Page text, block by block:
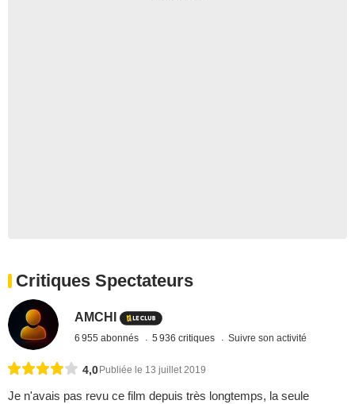
Critiques Spectateurs
AMCHI
6 955 abonnés 5 936 critiques Suivre son activité
4,0 Publiée le 13 juillet 2019
Je n'avais pas revu ce film depuis très longtemps, la seule